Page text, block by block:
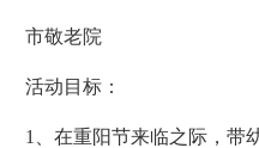
市敬老院
活动目标：
1、在重阳节来临之际，带